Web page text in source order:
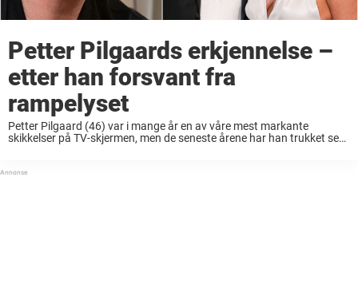
Petter Pilgaards erkjennelse –
etter han forsvant fra
rampelyset
Petter Pilgaard (46) var i mange år en av våre mest markante
skikkelser på TV-skjermen, men de seneste årene har han trukket seg